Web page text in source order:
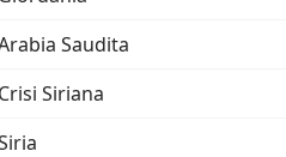
Saudita
Crisi Siriana